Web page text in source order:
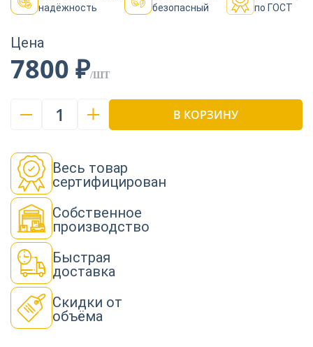
надёжность
безопасный
по ГОСТ
Цена
7800 ₽/ШТ
1 В КОРЗИНУ
Весь товар
сертифицирован
Собственное
производство
Быстрая
доставка
Скидки от
объёма